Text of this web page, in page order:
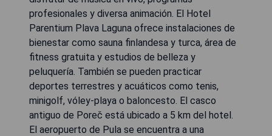
profesionales y diversa animación. El Hotel
Parentium Plava Laguna ofrece instalaciones de
bienestar como sauna finlandesa y turca, área de
fitness gratuita y estudios de belleza y
peluquería. También se pueden practicar
deportes terrestres y acuáticos como tenis,
minigolf, vóley-playa o baloncesto. El casco
antiguo de Poreč está ubicado a 5 km del hotel.
El aeropuerto de Pula se encuentra a una